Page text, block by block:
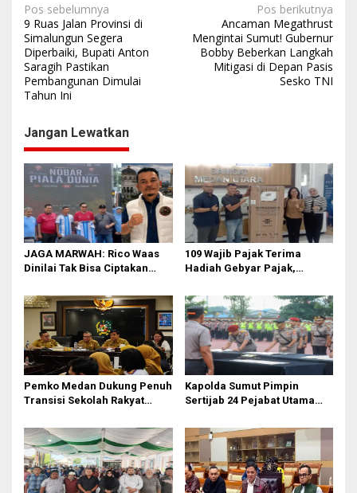
N
a
v
i
g
a
s
i
p
o
s
Pos sebelumnya
9 Ruas Jalan Provinsi di
Simalungun Segera
Diperbaiki, Bupati Anton
Saragih Pastikan
Pembangunan Dimulai
Tahun Ini
Pos berikutnya
Ancaman Megathrust
Mengintai Sumut! Gubernur
Bobby Beberkan Langkah
Mitigasi di Depan Pasis
Sesko TNI
Jangan Lewatkan
JAGA MARWAH: Rico Waas
Dinilai Tak Bisa Ciptakan
Jangan Bungkam
109 Wajib Pajak Terima
Hadiah Gebyar Pajak,
Masyarakat Bayar PKB Tepat
Waktu
Pemko Medan Dukung Penuh
Transisi Sekolah Rakyat
Kapolda Sumut Pimpin
Sertijab 24 Pejabat Utama